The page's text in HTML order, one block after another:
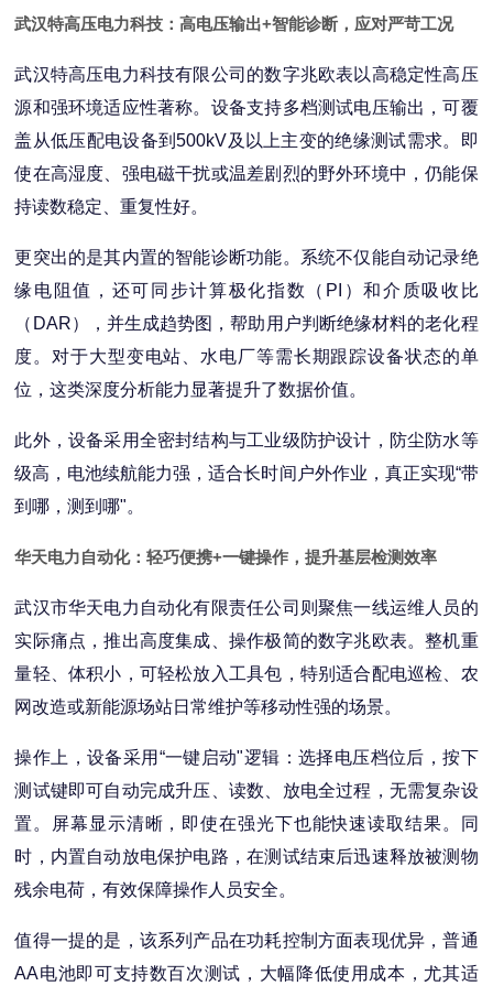
武汉特高压电力科技：高电压输出+智能诊断，应对严苛工况
武汉特高压电力科技有限公司的数字兆欧表以高稳定性高压
源和强环境适应性著称。设备支持多档测试电压输出，可覆
盖从低压配电设备到500kV及以上主变的绝缘测试需求。即
使在高湿度、强电磁干扰或温差剧烈的野外环境中，仍能保
持读数稳定、重复性好。
更突出的是其内置的智能诊断功能。系统不仅能自动记录绝
缘电阻值，还可同步计算极化指数（PI）和介质吸收比
（DAR），并生成趋势图，帮助用户判断绝缘材料的老化程
度。对于大型变电站、水电厂等需长期跟踪设备状态的单
位，这类深度分析能力显著提升了数据价值。
此外，设备采用全密封结构与工业级防护设计，防尘防水等
级高，电池续航能力强，适合长时间户外作业，真正实现“带
到哪，测到哪"。
华天电力自动化：轻巧便携+一键操作，提升基层检测效率
武汉市华天电力自动化有限责任公司则聚焦一线运维人员的
实际痛点，推出高度集成、操作极简的数字兆欧表。整机重
量轻、体积小，可轻松放入工具包，特别适合配电巡检、农
网改造或新能源场站日常维护等移动性强的场景。
操作上，设备采用“一键启动"逻辑：选择电压档位后，按下
测试键即可自动完成升压、读数、放电全过程，无需复杂设
置。屏幕显示清晰，即使在强光下也能快速读取结果。同
时，内置自动放电保护电路，在测试结束后迅速释放被测物
残余电荷，有效保障操作人员安全。
值得一提的是，该系列产品在功耗控制方面表现优异，普通
AA电池即可支持数百次测试，大幅降低使用成本，尤其适